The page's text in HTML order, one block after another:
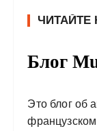
ЧИТАЙТЕ
Блог
Это блог об